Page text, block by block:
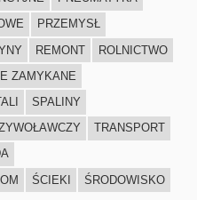
PRZEMYSŁ
REMONT
ROLNICTWO
ZAMYKANE
SPALINY
TRANSPORT
ŚCIEKI ŚRODOWISKO